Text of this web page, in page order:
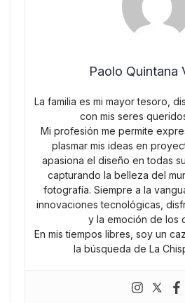
Paolo Quintana
La familia es mi mayor tesoro,
con mis seres
Mi profesión me permite
plasmar mis ideas en
apasiona el diseño en todas
capturando la belleza del
fotografía. Siempre a la
innovaciones tecnológicas,
y la emoción de los
En mis tiempos libres, soy un
la búsqueda de La